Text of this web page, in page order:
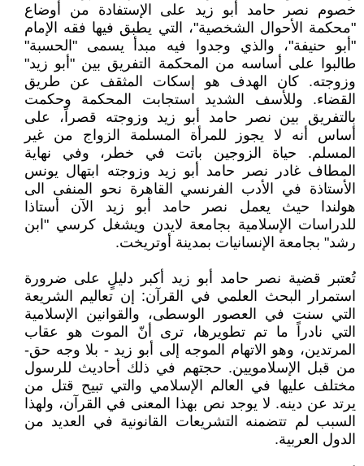
خصوم نصر حامد أبو زيد على الإستفادة من أوضاع
"محكمة الأحوال الشخصية"، التي يطبق فيها فقه الإمام
"أبو حنيفة"، والذي وجدوا فيه مبدأ يسمى "الحسبة"
طالبوا على أساسه من المحكمة التفريق بين "أبو زيد"
وزوجته. كان الهدف هو إسكات المثقف عن طريق
القضاء. وللأسف الشديد استجابت المحكمة وحكمت
بالتفريق بين نصر حامد أبو زيد وزوجته قصراً، على
أساس أنه لا يجوز للمرأة المسلمة الزواج من غير
المسلم. حياة الزوجين باتت في خطر، وفي نهاية
المطاف غادر نصر حامد أبو زيد وزوجته ابتهال يونس
الأستاذة في الأدب الفرنسي القاهرة نحو المنفى الى
هولندا حيث يعمل نصر حامد أبو زيد الآن أستاذا
للدراسات الإسلامية بجامعة لايدن ويشغل كرسي "ابن
رشد" بجامعة الإنسانيات بمدينة أوتريخت.
تُعتبر قضية نصر حامد أبو زيد أكبر دليلٍ على ضرورة
استمرار البحث العلمي في القرآن: إن تعاليم الشريعة
التي سنت في العصور الوسطى، والقوانين الإسلامية
التي نادراً ما تم تطويرها، ترى أنّ الموت هو عقاب
المرتدين، وهو الاتهام الموجه إلى أبو زيد - بلا وجه حق-
من قبل الإسلامويين. حجتهم في ذلك أحاديث للرسول
مختلف عليها في العالم الإسلامي والتي تبيح قتل من
يرتد عن دينه. لا يوجد نص بهذا المعنى في القرآن، ولهذا
السبب لم تتضمنه التشريعات القانونية في العديد من
الدول العربية.